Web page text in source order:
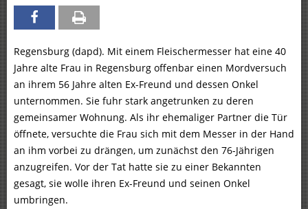
Regensburg (dapd). Mit einem Fleischermesser hat eine 40
Jahre alte Frau in Regensburg offenbar einen Mordversuch
an ihrem 56 Jahre alten Ex-Freund und dessen Onkel
unternommen. Sie fuhr stark angetrunken zu deren
gemeinsamer Wohnung. Als ihr ehemaliger Partner die Tür
öffnete, versuchte die Frau sich mit dem Messer in der Hand
an ihm vorbei zu drängen, um zunächst den 76-Jährigen
anzugreifen. Vor der Tat hatte sie zu einer Bekannten
gesagt, sie wolle ihren Ex-Freund und seinen Onkel
umbringen.